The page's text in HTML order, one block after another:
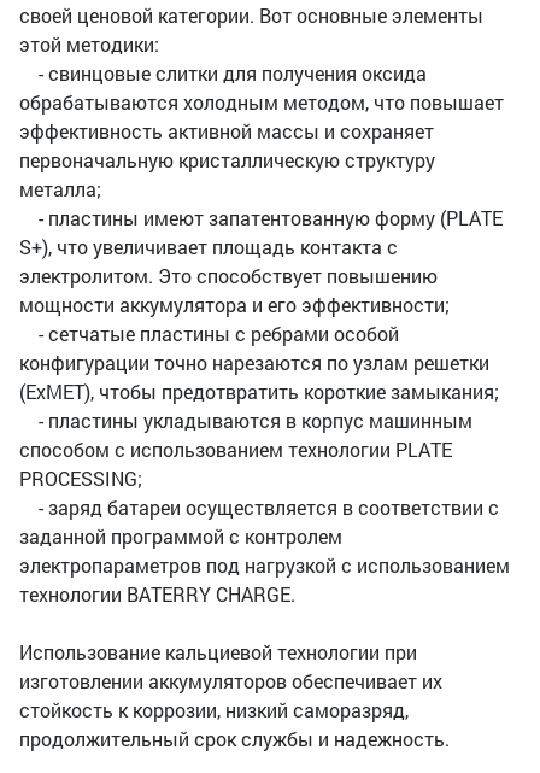
своей ценовой категории. Вот основные элементы
этой методики:
- свинцовые слитки для получения оксида
обрабатываются холодным методом, что повышает
эффективность активной массы и сохраняет
первоначальную кристаллическую структуру
металла;
- пластины имеют запатентованную форму (PLATE
S+), что увеличивает площадь контакта с
электролитом. Это способствует повышению
мощности аккумулятора и его эффективности;
- сетчатые пластины с ребрами особой
конфигурации точно нарезаются по узлам решетки
(ExMET), чтобы предотвратить короткие замыкания;
- пластины укладываются в корпус машинным
способом с использованием технологии PLATE
PROCESSING;
- заряд батареи осуществляется в соответствии с
заданной программой с контролем
электропараметров под нагрузкой с использованием
технологии BATERRY CHARGE.
Использование кальциевой технологии при
изготовлении аккумуляторов обеспечивает их
стойкость к коррозии, низкий саморазряд,
продолжительный срок службы и надежность.